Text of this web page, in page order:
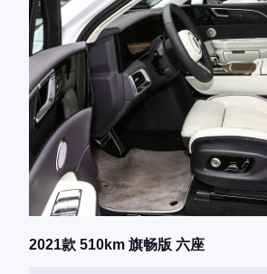
2021款 510km 旗畅版 六座